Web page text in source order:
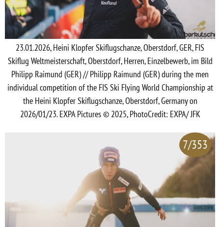
23.01.2026, Heini Klopfer Skiflugschanze, Oberstdorf, GER, FIS
Skiflug Weltmeisterschaft, Oberstdorf, Herren, Einzelbewerb, im Bild
Philipp Raimund (GER) // Philipp Raimund (GER) during the men
individual competition of the FIS Ski Flying World Championship at
the Heini Klopfer Skiflugschanze, Oberstdorf, Germany on
2026/01/23. EXPA Pictures © 2025, PhotoCredit: EXPA/ JFK
7/353